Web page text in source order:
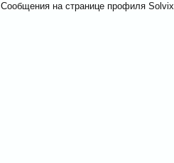
Сообщения на странице профиля Solvix